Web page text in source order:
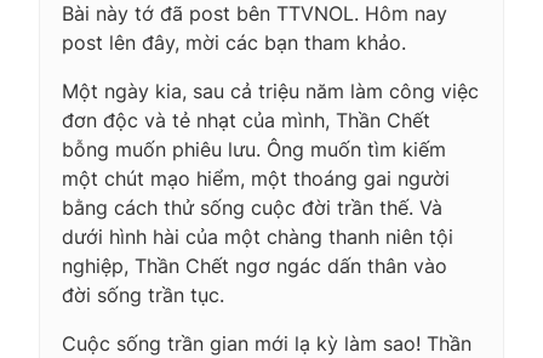
Bài này tớ đã post bên TTVNOL. Hôm nay
post lên đây, mời các bạn tham khảo.
Một ngày kia, sau cả triệu năm làm công việc
đơn độc và tẻ nhạt của mình, Thần Chết
bỗng muốn phiêu lưu. Ông muốn tìm kiếm
một chút mạo hiểm, một thoáng gai người
bằng cách thử sống cuộc đời trần thế. Và
dưới hình hài của một chàng thanh niên tội
nghiệp, Thần Chết ngơ ngác dấn thân vào
đời sống trần tục.
Cuộc sống trần gian mới lạ kỳ làm sao! Thần